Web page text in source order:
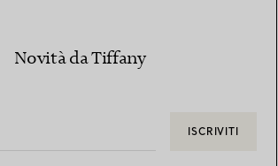
Novità da Tiffany
ISCRIVITI